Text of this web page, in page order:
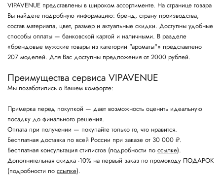
VIPAVENUE представлены в широком ассортименте. На странице товара
Вы найдете подробную информацию: бренд, страну производства,
состав материала, цвет, размер и актуальные скидки. Доступны удобные
способы оплаты — банковской картой и наличными. В разделе
«брендовые мужские товары из категории "ароматы"» представлено
207 моделей. Для Вас доступны предложения от 2000 рублей.
Преимущества сервиса VIPAVENUE
Мы позаботились о Вашем комфорте:
Примерка перед покупкой — дает возможность оценить идеальную
посадку до финального решения.
Оплата при получении — покупайте только то, что нравится.
Бесплатная доставка по всей России при заказе от 30 000 ₽.
Бесплатная консультация стилистов (подробности по ссылке).
Дополнительная скидка -10% на первый заказ по промокоду ПОДАРОК
(подробности по ссылке).